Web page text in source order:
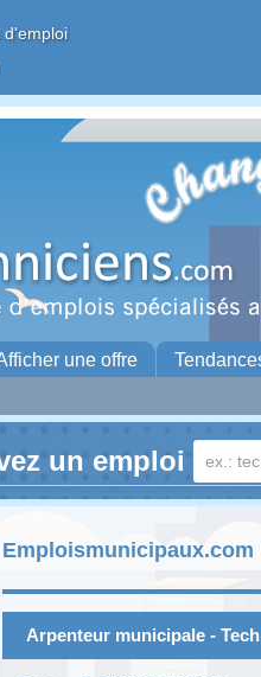
d'emploi
une offre
un emploi
Arpenteur municipale -